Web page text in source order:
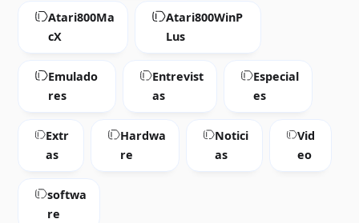
Atari800Ma
cX
Atari800WinP
Lus
Emulado
res
Entrevist
as
Especial
es
Extr
as
Hardwa
re
Notici
as
Vid
eo
softwa
re